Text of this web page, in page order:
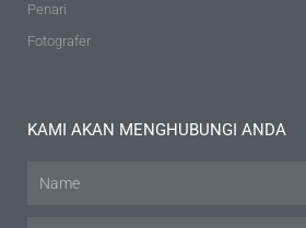
Penari
Fotografer
KAMI AKAN MENGHUBUNGI ANDA